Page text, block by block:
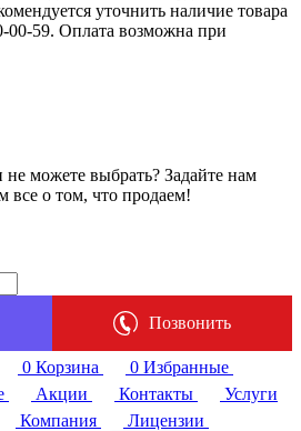
уточнить наличие товара
00-59. Оплата возможна при
можете выбрать? Задайте нам
все о том, что продаем!
Позвонить
0 Корзина 0 Избранные
Акции Контакты
Услуги
Компания
Лицензии